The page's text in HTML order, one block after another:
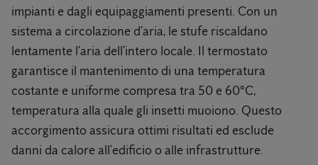
impianti e dagli equipaggiamenti presenti. Con un
sistema a circolazione d’aria, le stufe riscaldano
lentamente l’aria dell’intero locale. Il termostato
garantisce il mantenimento di una temperatura
costante e uniforme compresa tra 50 e 60°C,
temperatura alla quale gli insetti muoiono. Questo
accorgimento assicura ottimi risultati ed esclude
danni da calore all’edificio o alle infrastrutture.